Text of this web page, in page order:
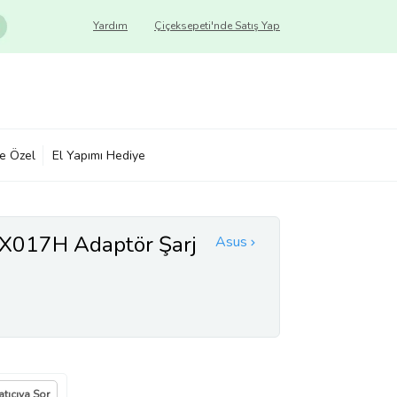
Çiçeksepeti'nde Satış Yap
Yardım
Özel El Yapımı Hediye
Asus
Adaptör Şarj